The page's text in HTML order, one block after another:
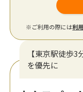
※ご利用の際には利
【東京駅徒歩
を優先に